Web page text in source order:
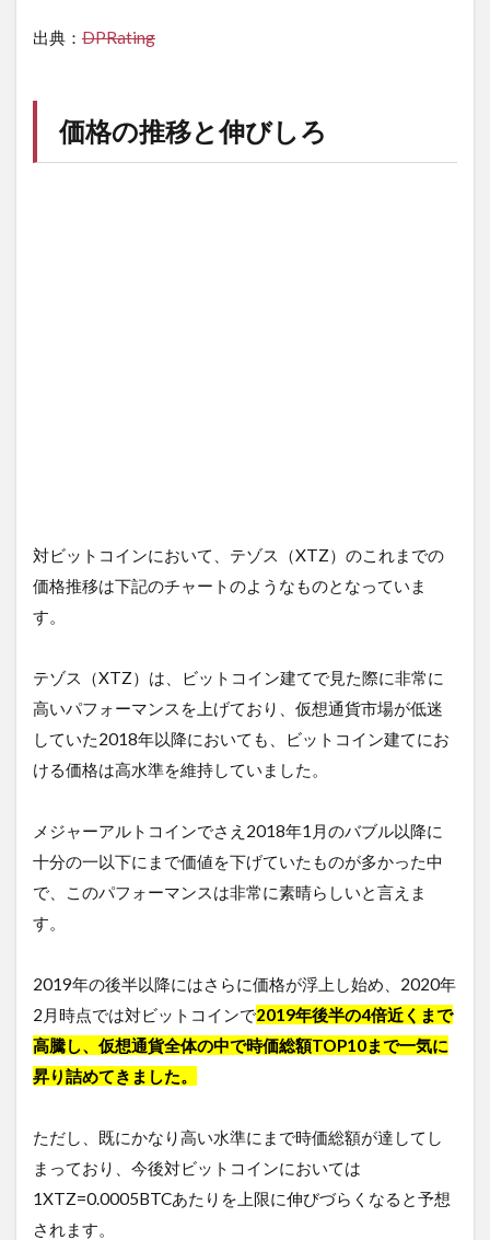
出典： DPRating
価格の推移と伸びしろ
対ビットコインにおいて、テゾス（XTZ）のこれまでの
価格推移は下記のチャートのようなものとなっていま
す。
テゾス（XTZ）は、ビットコイン建てで見た際に非常に
高いパフォーマンスを上げており、仮想通貨市場が低迷
していた2018年以降においても、ビットコイン建てにお
ける価格は高水準を維持していました。
メジャーアルトコインでさえ2018年1月のバブル以降に
十分の一以下にまで価値を下げていたものが多かった中
で、このパフォーマンスは非常に素晴らしいと言えま
す。
2019年の後半以降にはさらに価格が浮上し始め、2020年
2月時点では対ビットコインで2019年後半の4倍近くまで
高騰し、仮想通貨全体の中で時価総額TOP10まで一気に
昇り詰めてきました。
ただし、既にかなり高い水準にまで時価総額が達してし
まっており、今後対ビットコインにおいては
1XTZ=0.0005BTCあたりを上限に伸びづらくなると予想
されます。